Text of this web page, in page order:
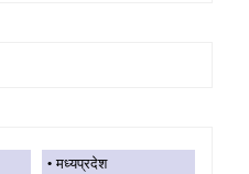
मध्यप्रदेश